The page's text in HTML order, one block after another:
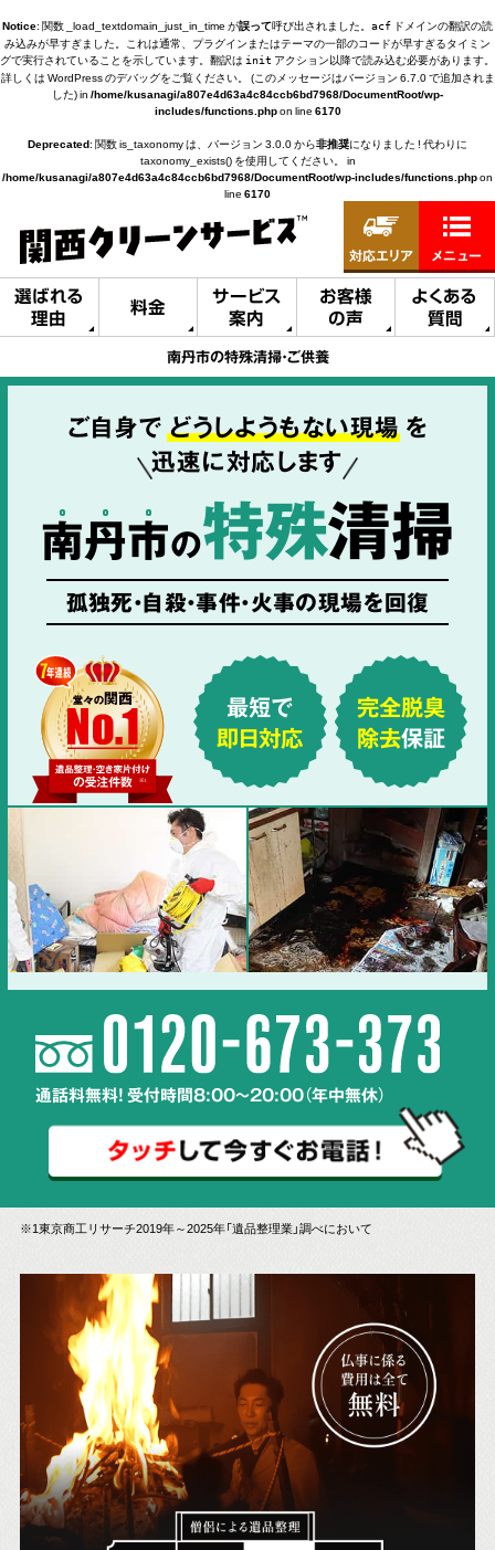
Notice: 関数 _load_textdomain_just_in_time が誤って呼び出されました。 acf ドメインの翻訳の読
み込みが早すぎました。これは通常、プラグインまたはテーマの一部のコードが早すぎるタイミン
グで実行されていることを示しています。翻訳は init アクション以降で読み込む必要があります。
詳しくは WordPress のデバッグをご覧ください。 (このメッセージはバージョン 6.7.0 で追加されま
した) in /home/kusanagi/a807e4d63a4c84ccb6bd7968/DocumentRoot/wp-
includes/functions.phpon line 6170
Deprecated: 関数 is_taxonomy は、バージョン 3.0.0 から非推奨になりました ! 代わりに
taxonomy_exists() を使用してください。 in
/home/kusanagi/a807e4d63a4c84ccb6bd7968/DocumentRoot/wp-includes/functions.phpon
line 6170
選ばれる
理由
料金
サービス
案内
お客様
の声
よくある
質問
対応エリア メニュー
南丹市の特殊清掃・ご供養
ご自身で どうしようもない現場 を
迅速に対応します
南丹市の特殊清掃
孤独死・自殺・事件・火事の現場を回復
最短で
即日対応
完全脱臭
除去保証
通話料無料! 受付時間8:00～20:00（年中無休）
※1東京商工リサーチ2019年～2025年「遺品整理業」調べにおいて